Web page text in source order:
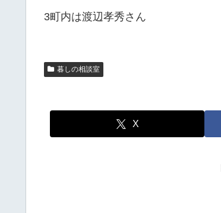
3町内は渡辺孝秀さん
暮しの相談室
X